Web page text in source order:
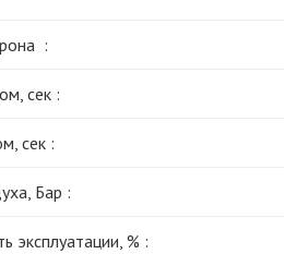
:
сек :
сек :
Бар :
эксплуатации, % :